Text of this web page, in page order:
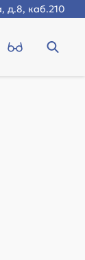
д.8, каб.210